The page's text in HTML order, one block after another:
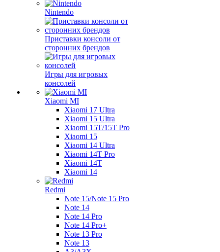
Nintendo
Приставки консоли от
сторонних брендов
Игры для игровых
консолей
Xiaomi MI
Xiaomi 17 Ultra
Xiaomi 15 Ultra
Xiaomi 15T/15T Pro
Xiaomi 15
Xiaomi 14 Ultra
Xiaomi 14T Pro
Xiaomi 14T
Xiaomi 14
Redmi
Note 15/Note 15 Pro
Note 14
Note 14 Pro
Note 14 Pro+
Note 13 Pro
Note 13